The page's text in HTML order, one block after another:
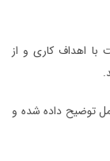
با اهداف کاری و از
توضیح داده شده و